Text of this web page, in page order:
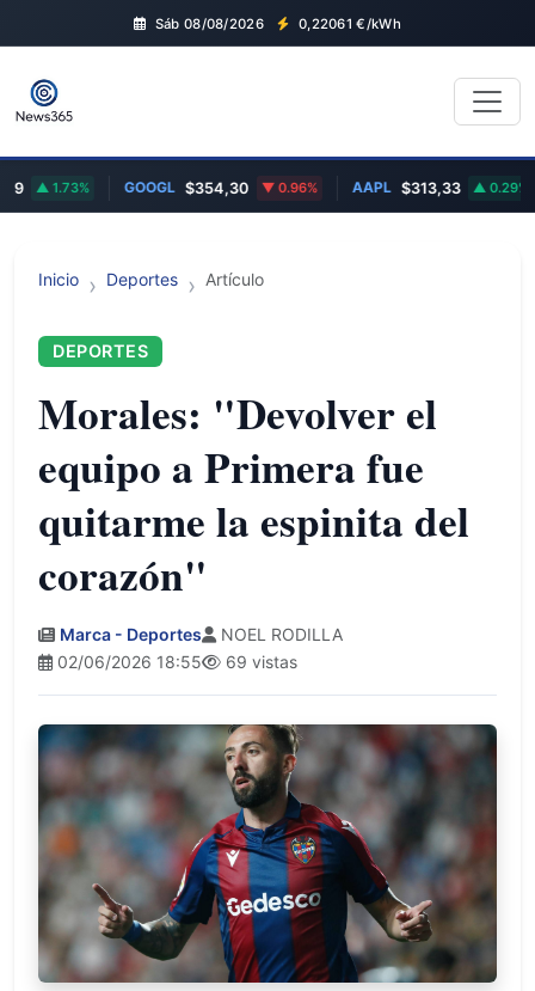
Sáb 08/08/2026 0,22061 €/kWh
1.73% GOOGL $354,30 0.96% AAPL $313,33 0.29%
Inicio Deportes Artículo
DEPORTES
Morales: "Devolver el
equipo a Primera fue
quitarme la espinita del
corazón"
Marca - Deportes
NOEL RODILLA
02/06/2026 18:55
69 vistas